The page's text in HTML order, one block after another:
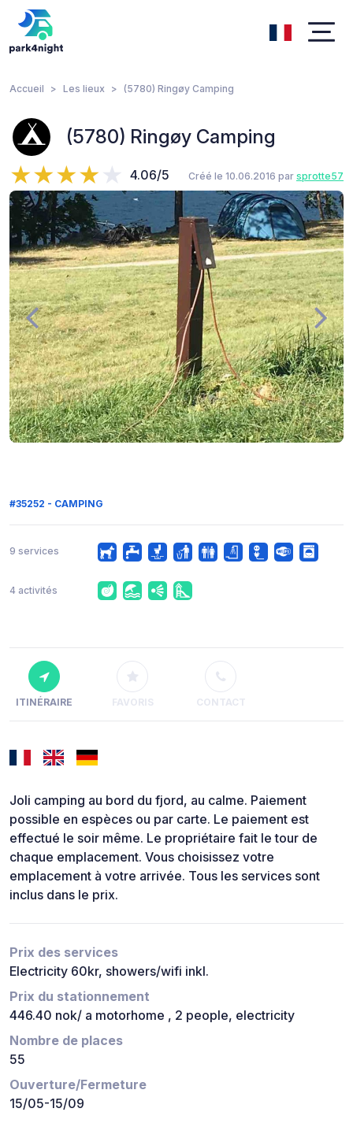
Accueil Les lieux (5780) Ringøy Camping
(5780) Ringøy Camping
4.06/5 Créé le 10.06.2016 par sprotte57
#35252 - CAMPING
9 services
4 activités
ITINÉRAIRE FAVORIS CONTACT
Joli camping au bord du fjord, au calme. Paiement
possible en espèces ou par carte. Le paiement est
effectué le soir même. Le propriétaire fait le tour de
chaque emplacement. Vous choisissez votre
emplacement à votre arrivée. Tous les services sont
inclus dans le prix.
Prix des services
Electricity 60kr, showers/wifi inkl.
Prix du stationnement
446.40 nok/ a motorhome , 2 people, electricity
Nombre de places
55
Ouverture/Fermeture
15/05-15/09